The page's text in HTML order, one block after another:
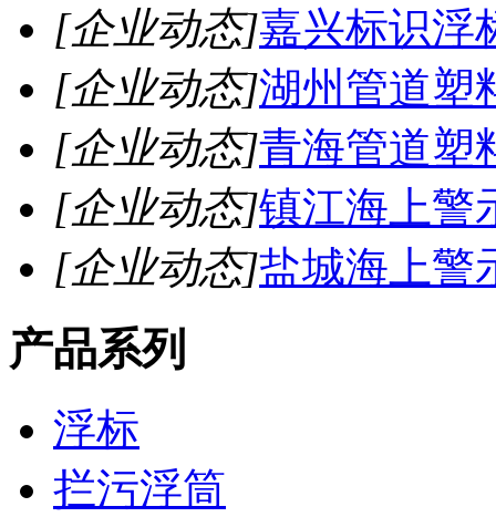
[企业动态]嘉兴标识浮
[企业动态]湖州管道塑
[企业动态]青海管道塑
[企业动态]镇江海上警
[企业动态]盐城海上警
产品系列
浮标
拦污浮筒